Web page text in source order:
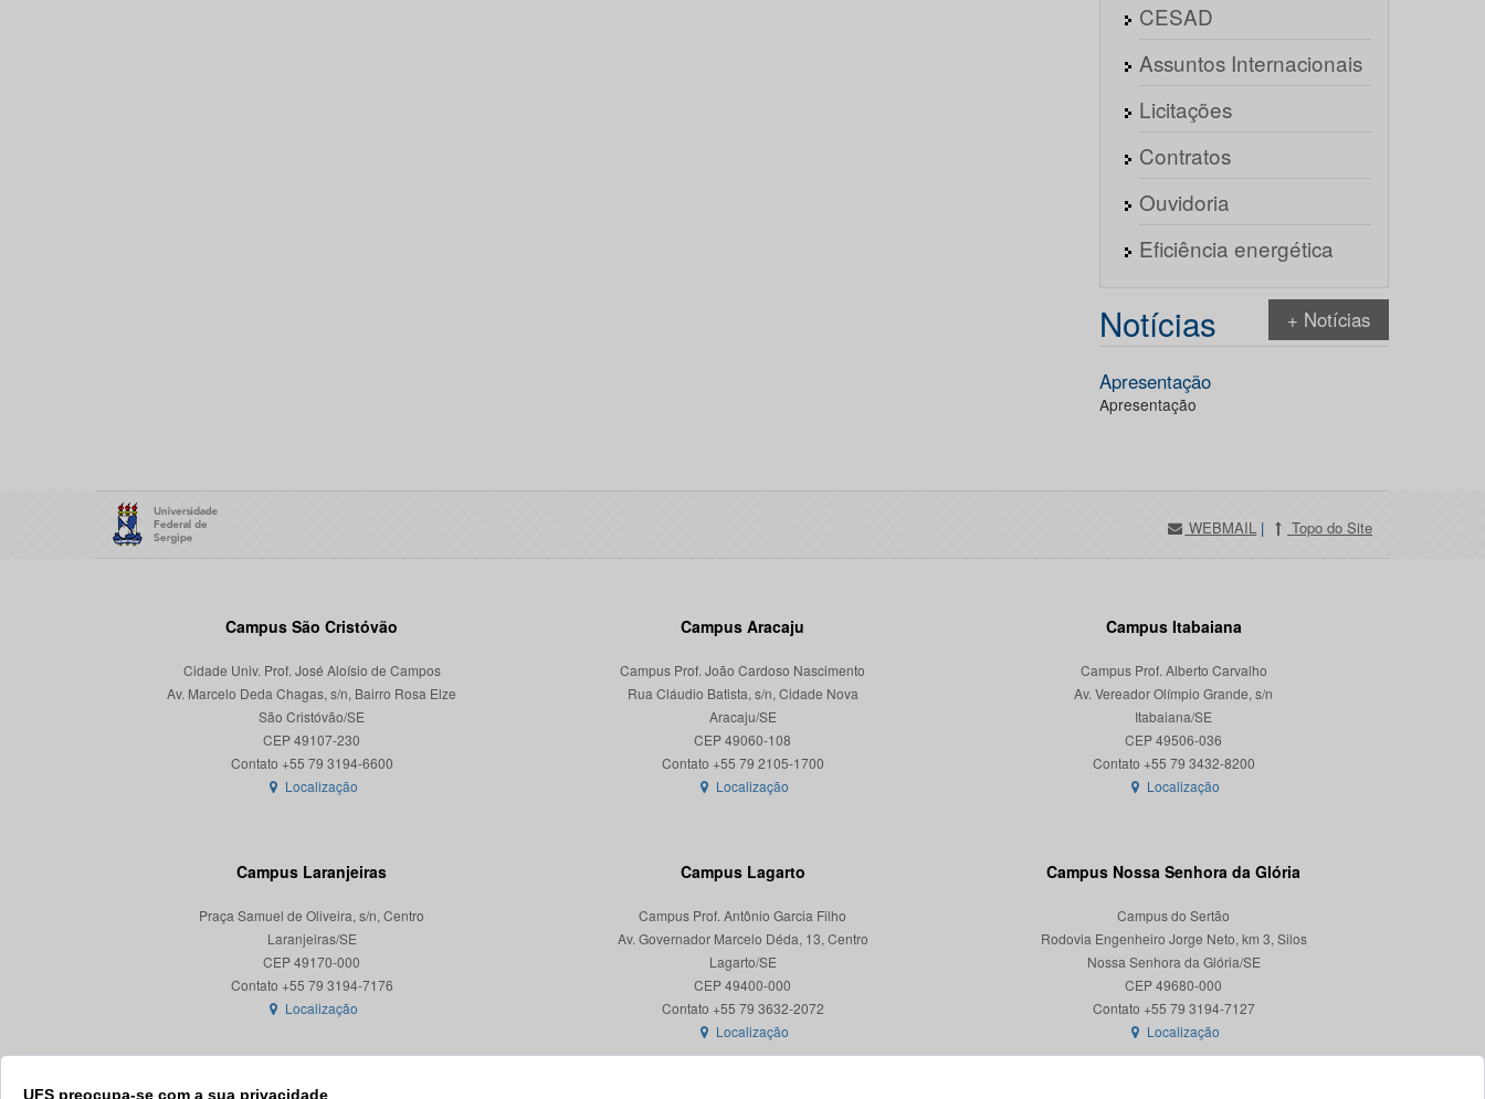
UFS preocupa-se com a sua privacidade
CESAD
Assuntos Internacionais
Licitações
Contratos
Ouvidoria
Eficiência energética
Notícias + Notícias
Apresentação
Apresentação
WEBMAIL | Topo do Site
Campus São Cristóvão
Cidade Univ. Prof. José Aloísio de Campos
Av. Marcelo Deda Chagas, s/n, Bairro Rosa Elze
São Cristóvão/SE
CEP 49107-230
Localização
Campus Aracaju
Campus Prof. João Cardoso Nascimento
Rua Cláudio Batista, s/n, Cidade Nova
Aracaju/SE
CEP 49060-108
Localização
Campus Itabaiana
Campus Prof. Alberto Carvalho
Av. Vereador Olímpio Grande, s/n
Itabaiana/SE
CEP 49506-036
Localização
Campus Laranjeiras
Praça Samuel de Oliveira, s/n, Centro
Laranjeiras/SE
CEP 49170-000
Localização
Campus Lagarto
Campus Prof. Antônio Garcia Filho
Av. Governador Marcelo Déda, 13, Centro
Lagarto/SE
CEP 49400-000
Localização
Campus Nossa Senhora da Glória
Campus do Sertão
Rodovia Engenheiro Jorge Neto, km 3, Silos
Nossa Senhora da Glória/SE
CEP 49680-000
Contato +55 79 3194-7127
Localização